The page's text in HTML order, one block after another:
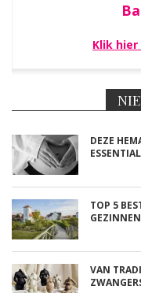
Klik
DEZE
TOP 5
VAN